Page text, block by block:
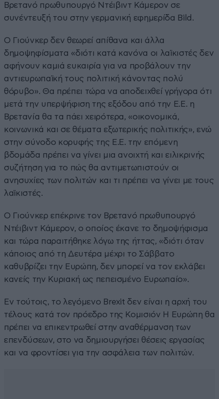
Bρετανό πρωθυπουργό Ντέιβιντ Κάμερον σε
συνέντευξή του στην γερμανική εφημερίδα Bild.
Ο Γιούνκερ δεν θεωρεί απίθανα και άλλα
δημοψηφίσματα «διότι κατά κανόνα οι λαϊκιστές δεν
αφήνουν καμιά ευκαιρία για να προβάλουν την
αντιευρωπαϊκή τους πολιτική κάνοντας πολύ
θόρυβο». Θα πρέπει τώρα να αποδειχθεί γρήγορα ότι
μετά την υπερψήφιση της εξόδου από την Ε.Ε. η
Βρετανία θα τα πάει χειρότερα, «οικονομικά,
κοινωνικά και σε θέματα εξωτερικής πολιτικής», ενώ
στην σύνοδο κορυφής της Ε.Ε. την επόμενη
βδομάδα πρέπει να γίνει μια ανοιχτή και ειλικρινής
συζήτηση για το πώς θα αντιμετωπιστούν οι
ανησυχίες των πολιτών και τι πρέπει να γίνει με τους
λαϊκιστές.
Ο Γιούνκερ επέκρινε τον Βρετανό πρωθυπουργό
Ντέιβιντ Κάμερον, ο οποίος έκανε το δημοψήφισμα
και τώρα παραιτήθηκε λόγω της ήττας, «διότι όταν
κάποιος από τη Δευτέρα μέχρι το Σάββατο
καθυβρίζει την Ευρώπη, δεν μπορεί να τον εκλάβει
κανείς την Κυριακή ως πεπεισμένο Ευρωπαίο».
Εν τούτοις, το λεγόμενο Brexit δεν είναι η αρχή του
τέλους κατά τον πρόεδρο της Κομισιόν Η Ευρώπη θα
πρέπει να επικεντρωθεί στην αναθέρμανση των
επενδύσεων, στο να δημιουργήσει θέσεις εργασίας
και να φροντίσει για την ασφάλεια των πολιτών.